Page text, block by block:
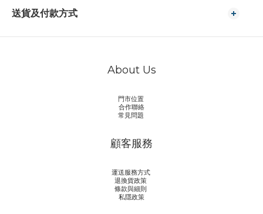
送貨及付款方式
About Us
門市位置
合作聯絡
常見問題
顧客服務
運送服務方式
退換貨政策
條款與細則
私隱政策